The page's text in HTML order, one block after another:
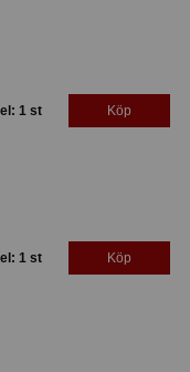
1 st Köp
1 st Köp